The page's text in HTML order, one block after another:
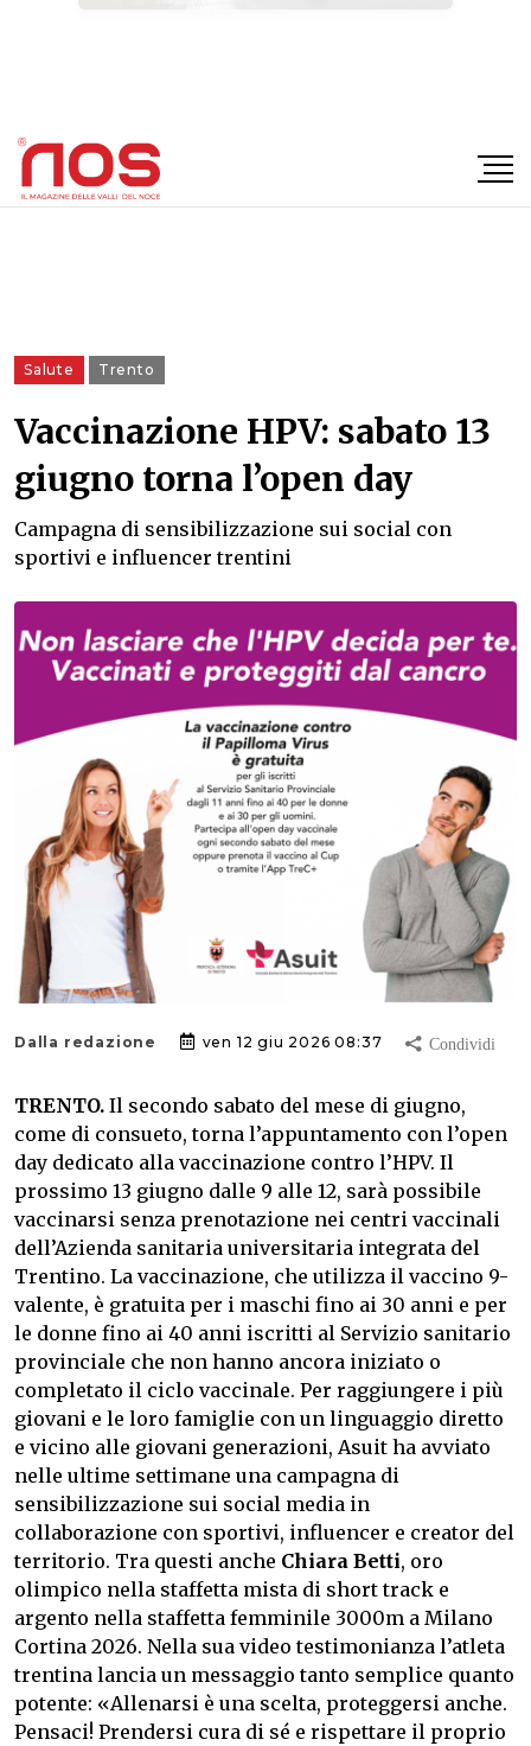
Salute Trento
Vaccinazione HPV: sabato 13
giugno torna l’open day
Campagna di sensibilizzazione sui social con
sportivi e influencer trentini
Dalla redazione ven 12 giu 2026 08:37
TRENTO. Il secondo sabato del mese di giugno,
come di consueto, torna l’appuntamento con l’open
day dedicato alla vaccinazione contro l’HPV. Il
prossimo 13 giugno dalle 9 alle 12, sarà possibile
vaccinarsi senza prenotazione nei centri vaccinali
dell’Azienda sanitaria universitaria integrata del
Trentino. La vaccinazione, che utilizza il vaccino 9-
valente, è gratuita per i maschi fino ai 30 anni e per
le donne fino ai 40 anni iscritti al Servizio sanitario
provinciale che non hanno ancora iniziato o
completato il ciclo vaccinale. Per raggiungere i più
giovani e le loro famiglie con un linguaggio diretto
e vicino alle giovani generazioni, Asuit ha avviato
nelle ultime settimane una campagna di
sensibilizzazione sui social media in
collaborazione con sportivi, influencer e creator del
territorio. Tra questi anche Chiara Betti, oro
olimpico nella staffetta mista di short track e
argento nella staffetta femminile 3000m a Milano
Cortina 2026. Nella sua video testimonianza l’atleta
trentina lancia un messaggio tanto semplice quanto
potente: «Allenarsi è una scelta, proteggersi anche.
Pensaci! Prendersi cura di sé e rispettare il proprio